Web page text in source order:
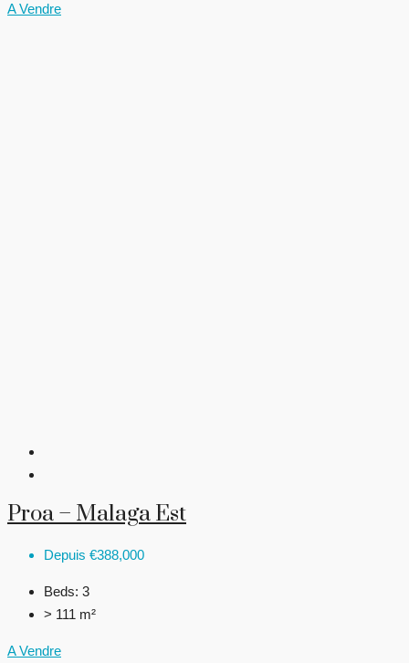
A Vendre
Proa – Malaga Est
Depuis €388,000
Beds: 3
> 111 m²
A Vendre